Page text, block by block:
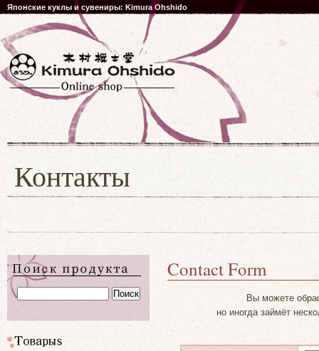
Японские куклы и сувениры: Kimura Ohshido
Контакты
Contact Form
Вы можете
но иногда займёт